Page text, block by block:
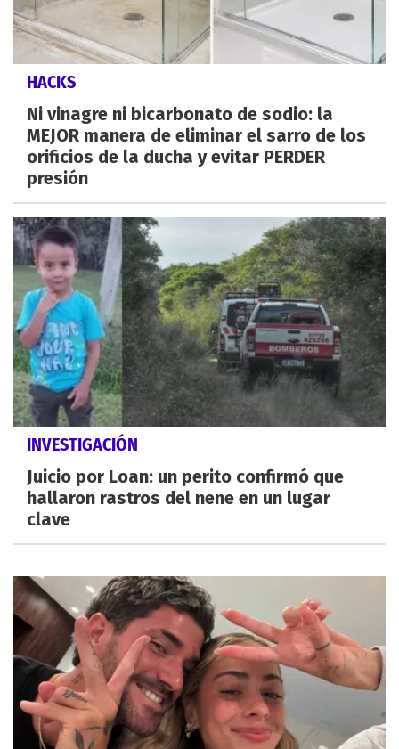
HACKS
Ni vinagre ni bicarbonato de sodio: la
MEJOR manera de eliminar el sarro de los
orificios de la ducha y evitar PERDER
presión
INVESTIGACIÓN
Juicio por Loan: un perito confirmó que
hallaron rastros del nene en un lugar
clave